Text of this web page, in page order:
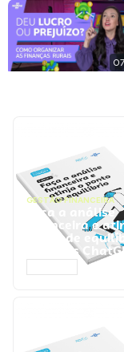
GESTÃO FINANCEIRA
Faça a análise
financeira e
ponto de
Prompts